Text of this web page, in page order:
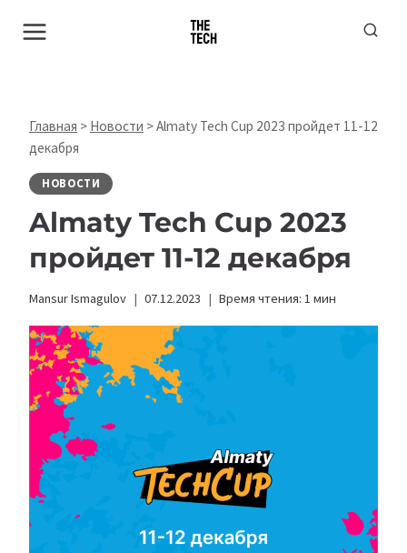
Главная > Новости >Almaty Tech Cup 2023 пройдет 11-12
декабря
НОВОСТИ
Almaty Tech Cup 2023
пройдет 11-12 декабря
Mansur Ismagulov 07.12.2023 Время чтения: 1 мин